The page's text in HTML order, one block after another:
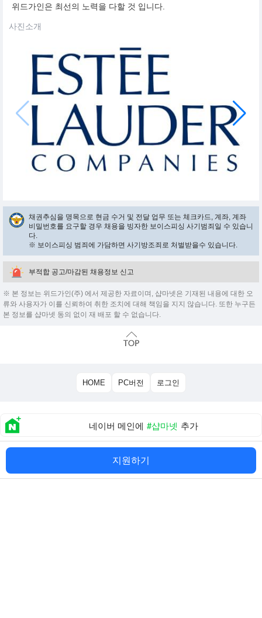
위드가인은 최선의 노력을 다할 것 입니다.
사진소개
채권추심을 명목으로 현금 수거 및 전달 업무 또는 체크카드, 계좌, 계좌
비밀번호를 요구할 경우 채용을 빙자한 보이스피싱 사기범죄일 수 있습니
다.
※ 보이스피싱 범죄에 가담하면 사기방조죄로 처벌받을수 있습니다.
부적합 공고/마감된 채용정보 신고
※ 본 정보는 위드가인(주) 에서 제공한 자료이며, 샵마넷은 기재된 내용에 대한 오
류와 사용자가 이를 신뢰하여 취한 조치에 대해 책임을 지지 않습니다. 또한 누구든
본 정보를 샵마넷 동의 없이 재 배포 할 수 없습니다.
지원하기
HOME PC버전 로그인
네이버 메인에 #샵마넷 추가
개인정보 처리방침
TEL:02-851-0815